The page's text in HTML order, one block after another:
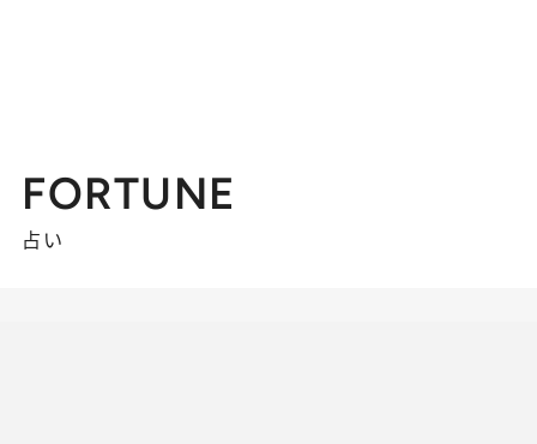
FORTUNE
占い